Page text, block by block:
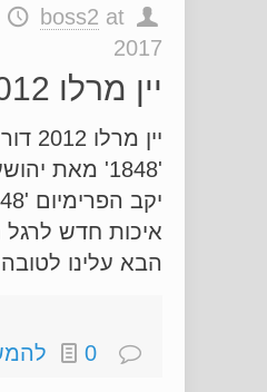
boss2 at
2017
יין מרלו 2012 דור 7
'1848' מאת
איכות חדש
הבא עלינו
0